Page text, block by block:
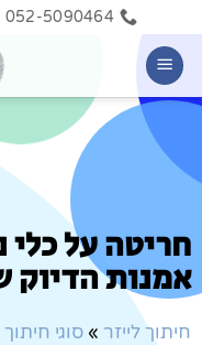
052-5090464
חריטה על
אמנות
חיתוך לייזר » סוגי